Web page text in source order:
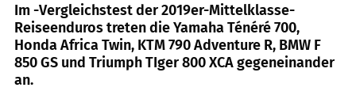
Im -Vergleichstest der 2019er-Mittelklasse-
Reiseenduros treten die Yamaha Ténéré 700,
Honda Africa Twin, KTM 790 Adventure R, BMW F
850 GS und Triumph TIger 800 XCA gegeneinander
an.